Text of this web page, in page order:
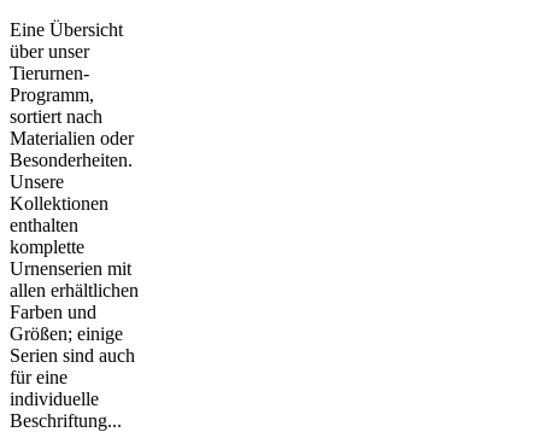
Eine Übersicht
über unser
Tierurnen-
Programm,
sortiert nach
Materialien oder
Besonderheiten.
Unsere
Kollektionen
enthalten
komplette
Urnenserien mit
allen erhältlichen
Farben und
Größen; einige
Serien sind auch
für eine
individuelle
Beschriftung...